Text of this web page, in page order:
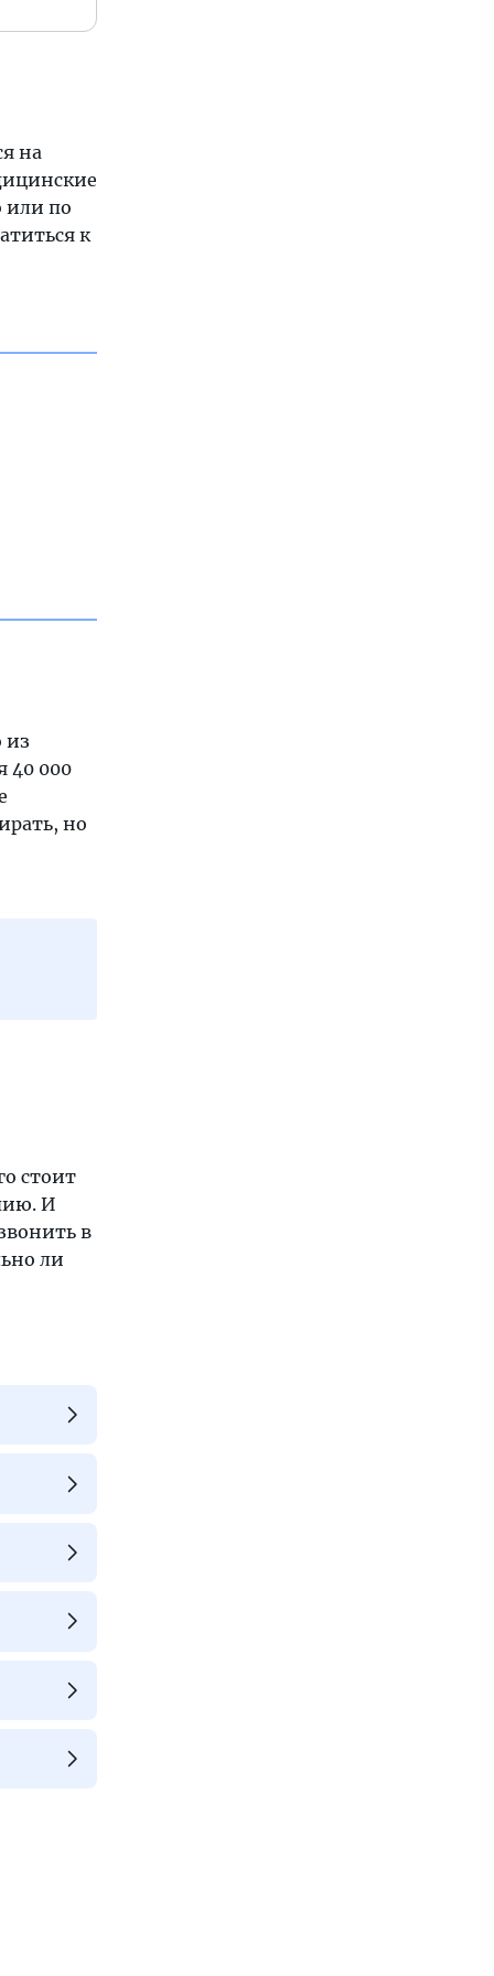
на
или по
к
из
40 000
но
стоит
И
в
ли